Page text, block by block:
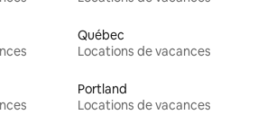
Québec
Locations de vacances
Portland
Locations de vacances